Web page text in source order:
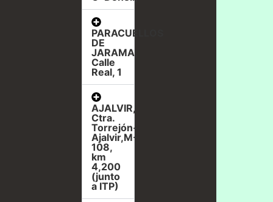
PARACUELLOS
DE
JARAMA,
Calle
Real, 1
AJALVIR,
Ctra.
Torrejón-
Ajalvir,M-
108,
km
4,200
(junto
a ITP)